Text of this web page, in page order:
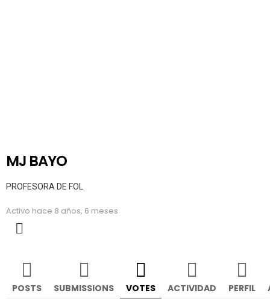
MJ BAYO
PROFESORA DE FOL
Activo hace 8 años, 6 meses
POSTS SUBMISSIONS VOTES ACTIVIDAD PERFIL